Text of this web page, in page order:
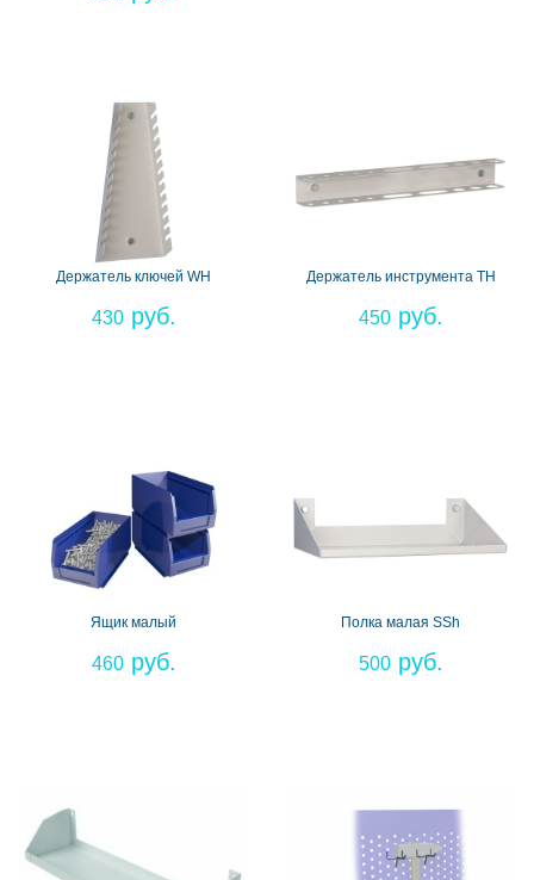
Держатель ключей WH
430
Держатель инструмента TH
450
Ящик малый
460
Полка малая SSh
500